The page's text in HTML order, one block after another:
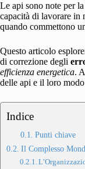
Le api sono note per
capacità di lavorare in
quando commettono
Questo articolo
di correzione degli
efficienza energetica.
delle api e il loro
Indice
Punti chiave
Il Complesso